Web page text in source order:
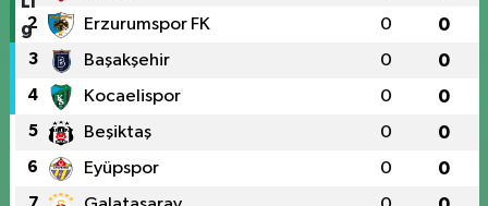
2 Erzurumspor FK 0 0
3 Başakşehir 0 0
4 Kocaelispor 0 0
5 Beşiktaş 0 0
6 Eyüpspor 0 0